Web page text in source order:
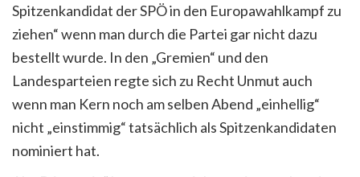
Spitzenkandidat der SPÖ in den Europawahlkampf zu
ziehen“ wenn man durch die Partei gar nicht dazu
bestellt wurde. In den „Gremien“ und den
Landesparteien regte sich zu Recht Unmut auch
wenn man Kern noch am selben Abend „einhellig“
nicht „einstimmig“ tatsächlich als Spitzenkandidaten
nominiert hat.